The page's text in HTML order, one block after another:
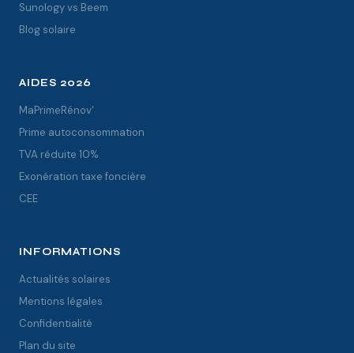
Sunology vs Beem
Blog solaire
AIDES 2026
MaPrimeRénov'
Prime autoconsommation
TVA réduite 10%
Exonération taxe foncière
CEE
INFORMATIONS
Actualités solaires
Mentions légales
Confidentialité
Plan du site